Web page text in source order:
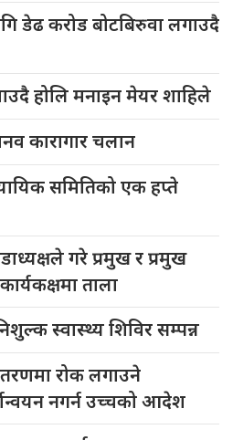
डेढ करोड बोटबिरुवा लगाउदै
होलि मनाइन मेयर शाहिले
कारागार चलान
समितिको एक हप्ते
गरे प्रमुख र प्रमुख
ताला
स्वास्थ्य शिविर सम्पन्न
रोक लगाउने
नगर्न उच्चको आदेश